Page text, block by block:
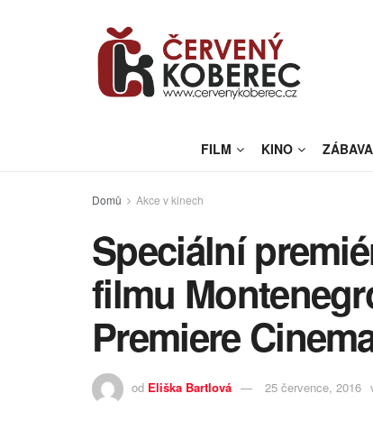
FILM KINO ZÁBAVA
Domů Akce v kinech
Speciální
filmu
Premiere
od Eliška Bartlová 25 července, 2016